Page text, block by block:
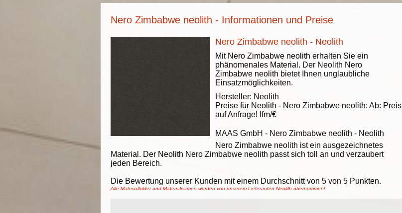
Nero Zimbabwe neolith - Informationen und Preise
Nero Zimbabwe neolith - Neolith
Mit Nero Zimbabwe neolith erhalten Sie ein
phänomenales Material. Der Neolith Nero
Zimbabwe neolith bietet Ihnen unglaubliche
Einsatzmöglichkeiten.
Hersteller: Neolith
Preise für Neolith - Nero Zimbabwe neolith: Ab: Preis
auf Anfrage! lfm/€
MAAS GmbH - Nero Zimbabwe neolith - Neolith
Nero Zimbabwe neolith ist ein ausgezeichnetes
Material. Der Neolith Nero Zimbabwe neolith passt sich toll an und verzaubert
jeden Bereich.
Die Bewertung unserer Kunden mit einem Durchschnitt von 5 von 5 Punkten.
Alle Materialbilder und Materialnamen wurden von unserem Lieferanten Neolith übernommen!